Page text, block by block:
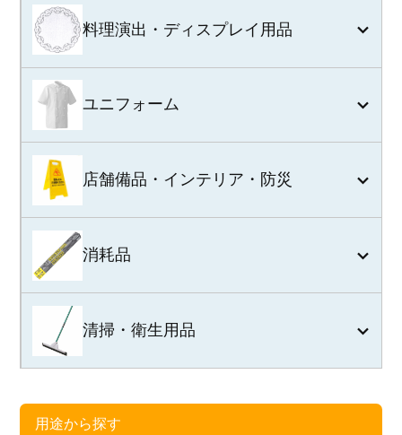
料理演出・ディスプレイ用品
ユニフォーム
店舗備品・インテリア・防災
消耗品
清掃・衛生用品
用途から探す